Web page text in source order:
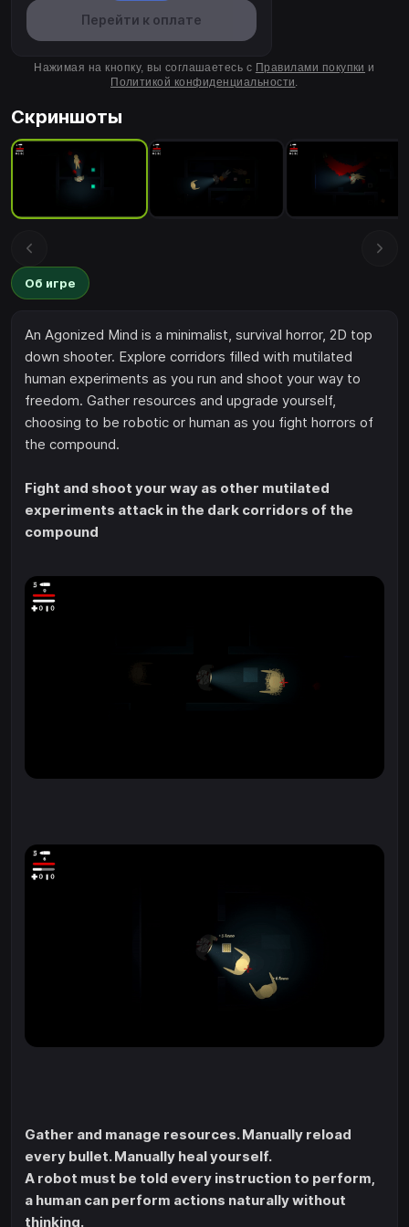
Перейти к оплате
Нажимая на кнопку, вы соглашаетесь с Правилами покупки и
Политикой конфиденциальности.
Скриншоты
Об игре
An Agonized Mind is a minimalist, survival horror, 2D top
down shooter. Explore corridors filled with mutilated
human experiments as you run and shoot your way to
freedom. Gather resources and upgrade yourself,
choosing to be robotic or human as you fight horrors of
the compound.
Fight and shoot your way as other mutilated
experiments attack in the dark corridors of the
compound
Gather and manage resources. Manually reload
every bullet. Manually heal yourself.
A robot must be told every instruction to perform,
a human can perform actions naturally without
thinking.